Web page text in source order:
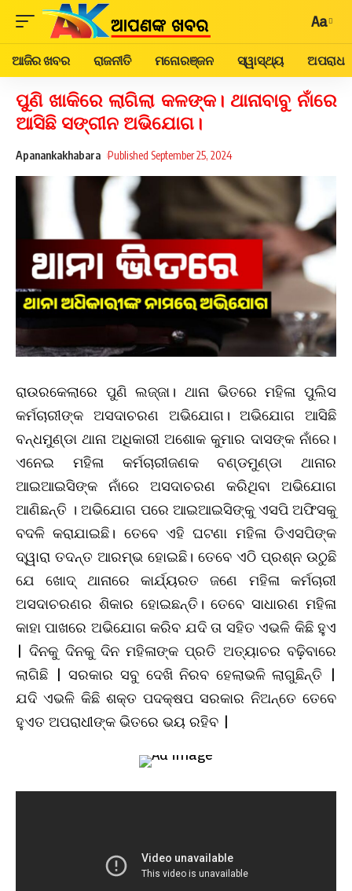
Aa
ଆଜିର ଖବର ରାଜନୀତି ମନୋରଞ୍ଜନ ସ୍ୱାସ୍ଥ୍ୟ ଅପରାଧ
ପୁଣି ଖାକିରେ ଲାଗିଲା କଳଙ୍କ। ଥାନାବାବୁ ନାଁରେ
ଆସିଛି ସଙ୍ଗୀନ ଅଭିଯୋଗ।
Apanankakhabara Published September 25, 2024
ରାଉରକେଲାରେ ପୁଣି ଲଜ୍ଜା। ଥାନା ଭିତରେ ମହିଳା ପୁଲିସ
କର୍ମଚାରୀଙ୍କ ଅସଦାଚରଣ ଅଭିଯୋଗ। ଅଭିଯୋଗ ଆସିଛି
ବନ୍ଧମୁଣ୍ଡା ଥାନା ଅଧିକାରୀ ଅଶୋକ କୁମାର ଦାସଙ୍କ ନାଁରେ।
ଏନେଇ ମହିଳା କର୍ମଚାରୀଜଣକ ବଣ୍ଡମୁଣ୍ଡା ଥାନାର
ଆଇଆଇସିଙ୍କ ନାଁରେ ଅସଦାଚରଣ କରିଥିବା ଅଭିଯୋଗ
ଆଣିଛନ୍ତି । ଅଭିଯୋଗ ପରେ ଆଇଆଇସିଙ୍କୁ ଏସପି ଅଫିସକୁ
ବଦଳି କରାଯାଇଛି। ତେବେ ଏହି ଘଟଣା ମହିଳା ଡିଏସପିଙ୍କ
ଦ୍ୱାରା ତଦନ୍ତ ଆରମ୍ଭ ହୋଇଛି। ତେବେ ଏଠି ପ୍ରଶ୍ନ ଉଠୁଛି
ଯେ ଖୋଦ୍‌ ଥାନାରେ କାର୍ଯ୍ୟରତ ଜଣେ ମହିଳା କର୍ମଚାରୀ
ଅସଦାଚରଣର ଶିକାର ହୋଇଛନ୍ତି। ତେବେ ସାଧାରଣ ମହିଳା
କାହା ପାଖରେ ଅଭିଯୋଗ କରିବ ଯଦି ତା ସହିତ ଏଭଳି କିଛି ହୁଏ
| ଦିନକୁ ଦିନକୁ ଦିନ ମହିଳାଙ୍କ ପ୍ରତି ଅତ୍ୟାଚର ବଢ଼ିବାରେ
ଲାଗିଛି | ସରକାର ସବୁ ଦେଖି ନିରବ ହେଲାଭଳି ଲାଗୁଛିନ୍ତି |
ଯଦି ଏଭଳି କିଛି ଶକ୍ତ ପଦକ୍ଷପ ସରକାର ନିଅନ୍ତେ ତେବେ
ହୁଏତ ଅପରାଧୀଙ୍କ ଭିତରେ ଭୟ ରହିବ |